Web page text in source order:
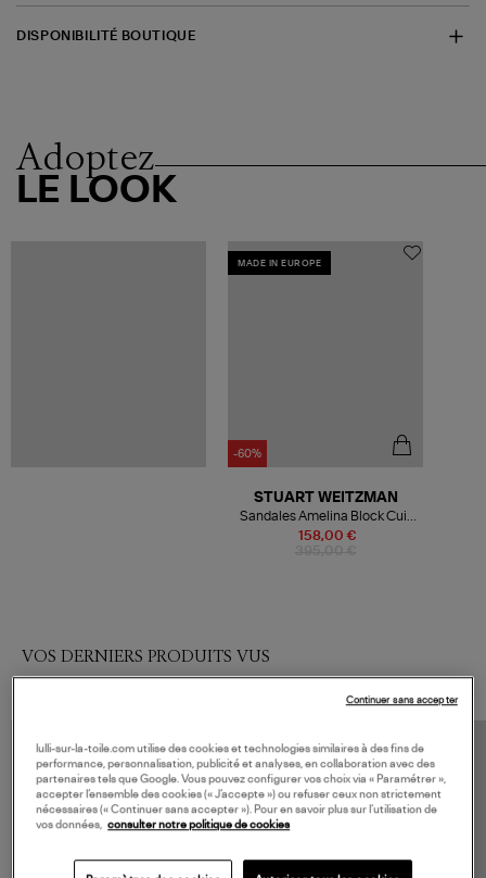
DISPONIBILITÉ BOUTIQUE
Adoptez
LE LOOK
MADE IN EUROPE
-60%
158,00 €
STUART WEITZMAN
Sandales Amelina Block Cuir
Suédé Dolce
VOS DERNIERS PRODUITS VUS
lulli-sur-la-toile.com utilise des cookies et technologies similaires à des fins de
performance, personnalisation, publicité et analyses, en collaboration avec des
partenaires tels que Google. Vous pouvez configurer vos choix via « Paramétrer »,
accepter l’ensemble des cookies (« J’accepte ») ou refuser ceux non strictement
nécessaires (« Continuer sans accepter »). Pour en savoir plus sur l’utilisation de
vos données,
consulter notre politique de cookies
Continuer sans accepter